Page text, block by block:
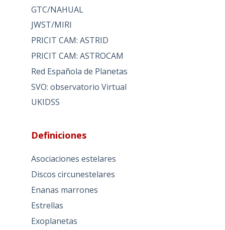
GTC/NAHUAL
JWST/MIRI
PRICIT CAM: ASTRID
PRICIT CAM: ASTROCAM
Red Española de Planetas
SVO: observatorio Virtual
UKIDSS
Definiciones
Asociaciones estelares
Discos circunestelares
Enanas marrones
Estrellas
Exoplanetas